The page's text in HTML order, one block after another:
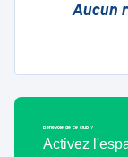
Aucun
Bénévole de ce club ?
Activez